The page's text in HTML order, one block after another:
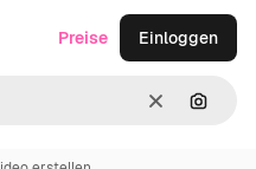
LöschenNach
Preise Einloggen